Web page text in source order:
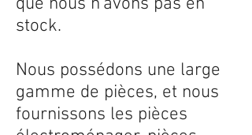
stock.
Nous possédons une large
gamme de pièces, et nous
fournissons les pièces